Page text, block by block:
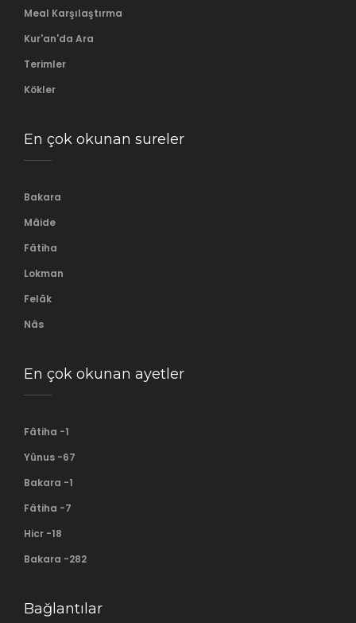
Meal Karşılaştırma
Kur'an'da Ara
Terimler
Kökler
En çok okunan sureler
Bakara
Mâide
Fâtiha
Lokman
Felâk
Nâs
En çok okunan ayetler
Fâtiha -1
Yûnus -67
Bakara -1
Fâtiha -7
Hicr -18
Bakara -282
Bağlantılar